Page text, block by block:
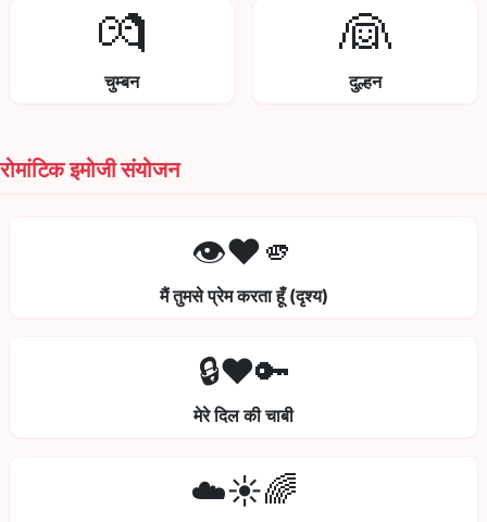
💏
चुम्बन
👰
दुल्हन
रोमांटिक इमोजी संयोजन
👁️❤️🫵
मैं तुमसे प्रेम करता हूँ (दृश्य)
🔒❤️🔑
मेरे दिल की चाबी
☁️☀️🌈